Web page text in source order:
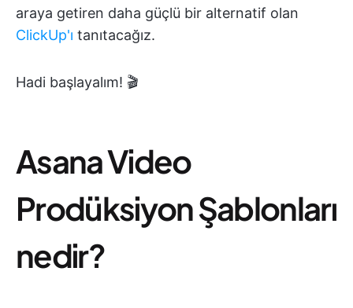
araya getiren daha güçlü bir alternatif olan
ClickUp'ı tanıtacağız.
Hadi başlayalım! 🎬
Asana Video
Prodüksiyon Şablonları
nedir?